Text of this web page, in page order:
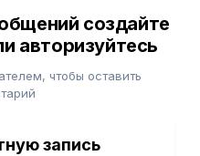
создайте
авторизуйтесь
чтобы оставить
запись